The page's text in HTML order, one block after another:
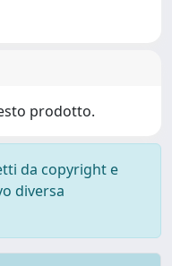
prodotto.
da copyright e
diversa